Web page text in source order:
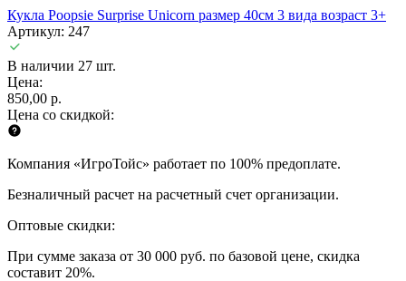
Кукла Poopsie Surprise Unicorn размер 40см 3 вида возраст 3+
Артикул: 247
В наличии 27 шт.
Цена:
850,00 р.
Цена со скидкой:
Компания «ИгроТойс» работает по 100% предоплате.
Безналичный расчет на расчетный счет организации.
Оптовые скидки:
При сумме заказа от 30 000 руб. по базовой цене, скидка
составит 20%.